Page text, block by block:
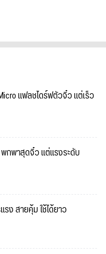
แฟลชไดร์ฟตัวจิ๋ว แต่เร็ว
กพาสุดจิ๋ว แต่แรงระดับ
ง สายคุ้ม ใช้ได้ยาว